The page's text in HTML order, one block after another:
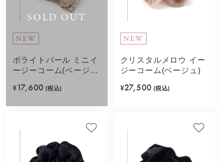
SOLD OUT
NEW
ポライトパール ミニイ
ージーコーム(ベージ
¥ 17,600 (税込)
NEW
クリスタルメロウ イー
ジーコーム(ベージュ)
¥27,500 (税込)